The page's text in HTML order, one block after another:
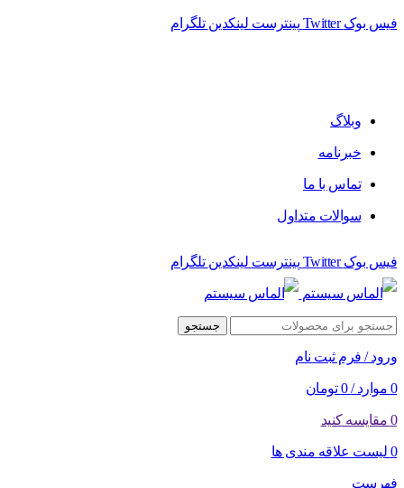
فیس بوک Twitter پینترست لینکدین تلگرام
وبلاگ
خبرنامه
تماس با ما
سوالات متداول
فیس بوک Twitter پینترست لینکدین تلگرام
جستجو
ورود / فرم ثبت نام
0 موارد /
0 تومان
0 مقایسه کنید
0 لیست علاقه مندی ها
فهرست